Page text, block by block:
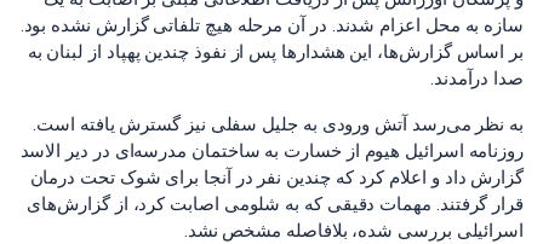
سازه به محل اعزام شدند. در آن مرحله هیچ تلفاتی گزارش نشده بود.
بر اساس گزارش‌ها، این هشدارها پس از نفوذ چندین پهپاد از لبنان به
صدا درآمدند.
به نظر می‌رسد آتش ورودی به جلیل سفلی نیز گسترش یافته است.
روزنامه اسرائیل هیوم از خسارت به ساختمان مدرسه‌ای در دیر الاسد
گزارش داد و اعلام کرد که چندین نفر در آنجا برای شوک تحت درمان
قرار گرفتند. مهمات دقیقی که به شلومی اصابت کرد، از گزارش‌های
اسرائیلی بررسی شده، بلافاصله مشخص نشد.